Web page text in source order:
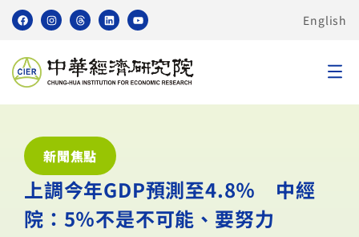
English
新聞焦點
上調今年GDP預測至4.8％ 中經
院：5％不是不可能、要努力